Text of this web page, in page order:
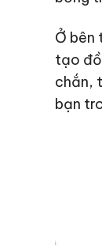
Ở bên
tạo
chắn,
bạn